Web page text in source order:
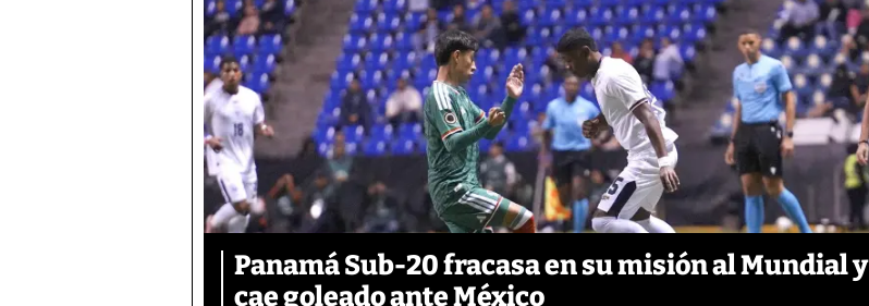
Panamá Sub-20 fracasa en su misión al Mundial y
cae goleado ante México